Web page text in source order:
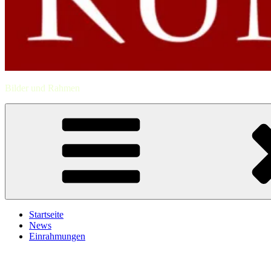
Bilder und Rahmen
Startseite
News
Einrahmungen